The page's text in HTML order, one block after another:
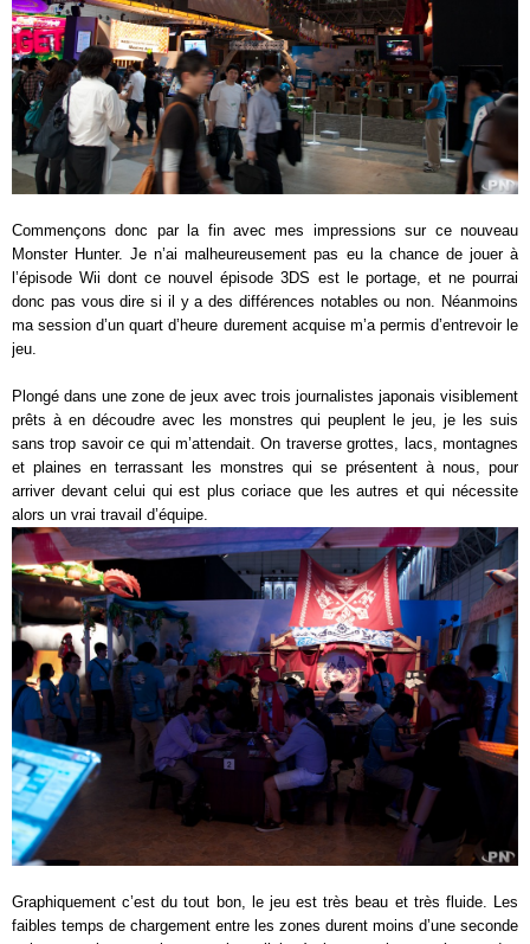
Commençons donc par la fin avec mes impressions sur ce nouveau
Monster Hunter. Je n’ai malheureusement pas eu la chance de jouer à
l’épisode Wii dont ce nouvel épisode 3DS est le portage, et ne pourrai
donc pas vous dire si il y a des différences notables ou non. Néanmoins
ma session d’un quart d’heure durement acquise m’a permis d’entrevoir le
jeu.
Plongé dans une zone de jeux avec trois journalistes japonais visiblement
prêts à en découdre avec les monstres qui peuplent le jeu, je les suis
sans trop savoir ce qui m’attendait. On traverse grottes, lacs, montagnes
et plaines en terrassant les monstres qui se présentent à nous, pour
arriver devant celui qui est plus coriace que les autres et qui nécessite
alors un vrai travail d’équipe.
Graphiquement c’est du tout bon, le jeu est très beau et très fluide. Les
faibles temps de chargement entre les zones durent moins d’une seconde